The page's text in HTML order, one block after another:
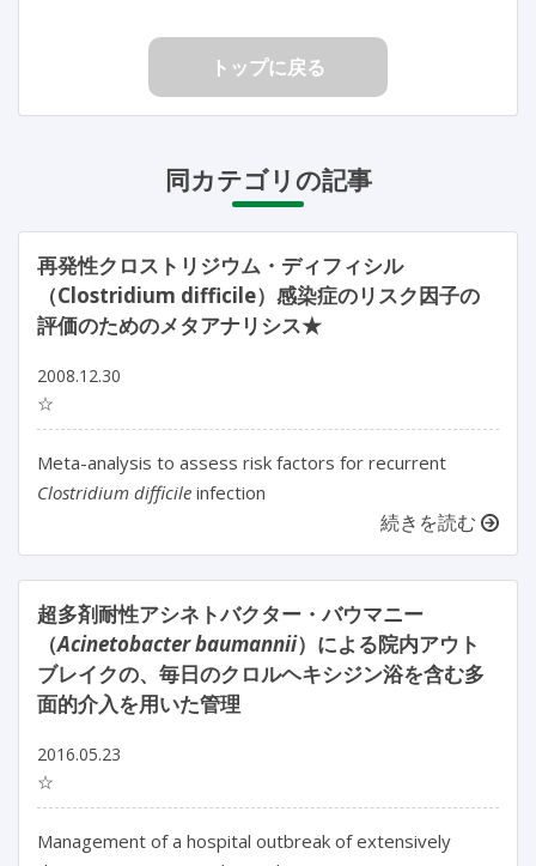
トップに戻る
同カテゴリの記事
再発性クロストリジウム・ディフィシル
（Clostridium difficile）感染症のリスク因子の
評価のためのメタアナリシス★
2008.12.30
☆
Meta-analysis to assess risk factors for recurrent
Clostridium difficile infection
続きを読む
超多剤耐性アシネトバクター・バウマニー
（Acinetobacter baumannii）による院内アウト
ブレイクの、毎日のクロルヘキシジン浴を含む多
面的介入を用いた管理
2016.05.23
☆
Management of a hospital outbreak of extensively